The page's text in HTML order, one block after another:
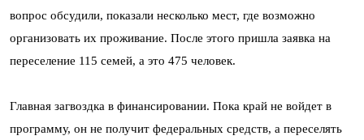
вопрос обсудили, показали несколько мест, где возможно
организовать их проживание. После этого пришла заявка на
переселение 115 семей, а это 475 человек.
Главная загвоздка в финансировании. Пока край не войдет в
программу, он не получит федеральных средств, а переселять